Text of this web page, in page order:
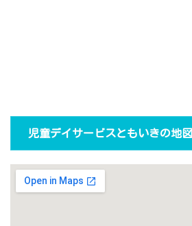
児童デイサービスともいきの地図